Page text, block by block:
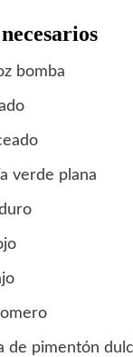
bomba
verde plana
de pimentón